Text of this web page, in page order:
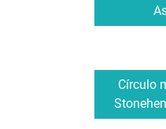
Círculo